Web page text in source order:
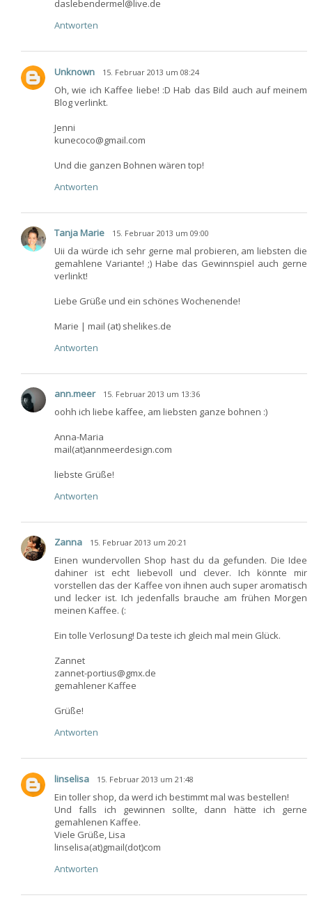
daslebendermel@live.de
Antworten
Unknown 15. Februar 2013 um 08:24
Oh, wie ich Kaffee liebe! :D Hab das Bild auch auf meinem
Blog verlinkt.
Jenni
kunecoco@gmail.com
Und die ganzen Bohnen wären top!
Antworten
Tanja Marie 15. Februar 2013 um 09:00
Uii da würde ich sehr gerne mal probieren, am liebsten die
gemahlene Variante! ;) Habe das Gewinnspiel auch gerne
verlinkt!
Liebe Grüße und ein schönes Wochenende!
Marie | mail (at) shelikes.de
Antworten
ann.meer 15. Februar 2013 um 13:36
oohh ich liebe kaffee, am liebsten ganze bohnen :)
Anna-Maria
mail(at)annmeerdesign.com
liebste Grüße!
Antworten
Zanna 15. Februar 2013 um 20:21
Einen wundervollen Shop hast du da gefunden. Die Idee
dahiner ist echt liebevoll und clever. Ich könnte mir
vorstellen das der Kaffee von ihnen auch super aromatisch
und lecker ist. Ich jedenfalls brauche am frühen Morgen
meinen Kaffee. (:
Ein tolle Verlosung! Da teste ich gleich mal mein Glück.
Zannet
zannet-portius@gmx.de
gemahlener Kaffee
Grüße!
Antworten
linselisa 15. Februar 2013 um 21:48
Ein toller shop, da werd ich bestimmt mal was bestellen!
Und falls ich gewinnen sollte, dann hätte ich gerne
gemahlenen Kaffee.
Viele Grüße, Lisa
linselisa(at)gmail(dot)com
Antworten